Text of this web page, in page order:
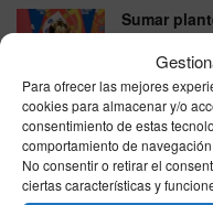
Para ofrecer las mejores
cookies para almacenar y/o
consentimiento de estas
comportamiento de
No consentir o retirar el
ciertas características y
Sumar
Marruecos
05/08/2026